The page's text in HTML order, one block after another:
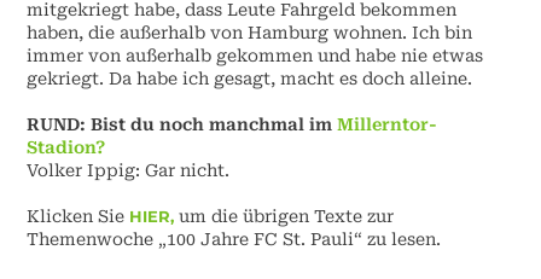
mitgekriegt habe, dass Leute Fahrgeld bekommen
haben, die außerhalb von Hamburg wohnen. Ich bin
immer von außerhalb gekommen und habe nie etwas
gekriegt. Da habe ich gesagt, macht es doch alleine.
RUND:Bist du noch manchmal imMillerntor-
Stadion?
Volker Ippig:Gar nicht.
Klicken Sie HIER,um die übrigen Texte zur
Themenwoche „100 Jahre FC St. Pauli“ zu lesen.